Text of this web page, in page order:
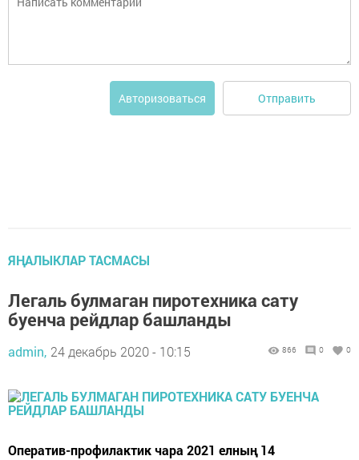
Авторизоваться Отправить
ЯҢАЛЫКЛАР ТАСМАСЫ
Легаль булмаган пиротехника сату
буенча рейдлар башланды
admin, 24 декабрь 2020 - 10:15 866 0 0
Оператив-профилактик чара 2021 елның 14